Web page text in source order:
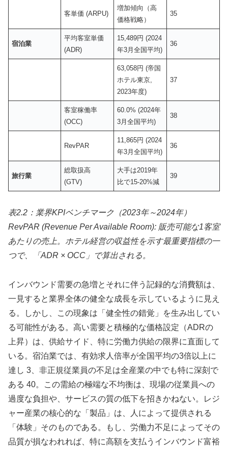
客単価 (ARPU)
増加傾向（高
価格戦略）
35
宿泊業
平均客室単価
(ADR)
15,489円 (2024
年3月全国平均)
36
63,058円 (帝国
ホテル東京,
2023年度)
37
客室稼働率
(OCC)
60.0% (2024年
3月全国平均)
38
RevPAR
11,865円 (2024
年3月全国平均)
36
旅行業
総取扱高
(GTV)
大手は2019年
比で15-20%減
39
表2.2：業界KPIベンチマーク（2023年～2024年）
RevPAR (Revenue Per Available Room): 販売可能な1客室
あたりの売上。ホテル経営の収益性を示す最重要指標の一
つで、「ADR × OCC」で算出される。
インバウンド需要の急増とそれに伴う記録的な消費額は、
一見すると業界全体の健全な成長を示しているように見え
る。しかし、この現象は「健全性の錯覚」を生み出してい
る可能性がある。高い需要と積極的な価格設定（ADRの
上昇）は、供給サイド、特に労働力供給の限界に直面して
いる。宿泊業では、有効求人倍率が全国平均の3倍以上に
達し 3、非正規従業員の不足は全産業の中でも特に深刻で
ある 40。この需給の極端な不均衡は、現場の従業員への
過度な負担や、サービスの質の低下を招きかねない。レジ
ャー産業の核心的な「製品」は、人によって提供される
「体験」そのものである。もし、労働力不足によってその
品質が損なわれれば、特に高額を支払うインバウンド富裕